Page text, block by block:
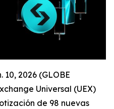
10, 2026 (GLOBE
Universal (UEX)
de 98 nuevas